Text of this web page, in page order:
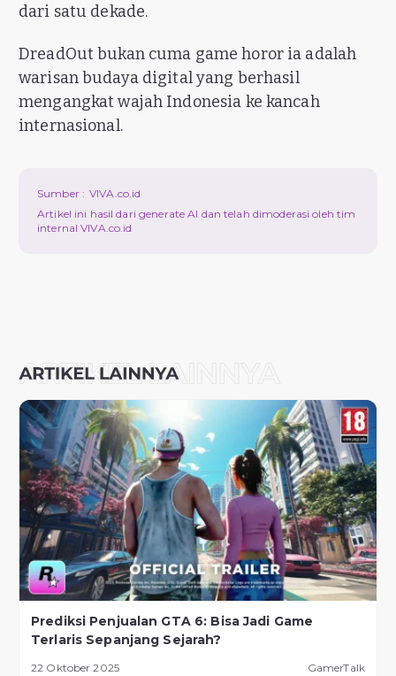
dari satu dekade.
DreadOut bukan cuma game horor ia adalah
warisan budaya digital yang berhasil
mengangkat wajah Indonesia ke kancah
internasional.
Sumber : VIVA.co.id
Artikel ini hasil dari generate AI dan telah dimoderasi oleh tim
internal VIVA.co.id
Prediksi Penjualan GTA 6: Bisa Jadi Game
Terlaris Sepanjang Sejarah?
22 Oktober 2025 GamerTalk